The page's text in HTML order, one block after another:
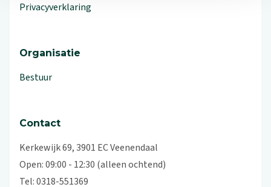
Privacyverklaring
Organisatie
Bestuur
Contact
Kerkewijk 69, 3901 EC Veenendaal
Open: 09:00 - 12:30 (alleen ochtend)
Tel: 0318-551369